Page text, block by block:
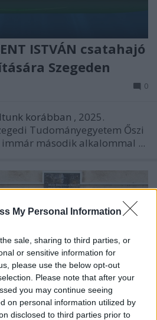
My Personal Information
sale, sharing to third parties, or
or sensitive information for
please use the below opt-out
Please note that after your
you may continue seeing
on personal information utilized by
disclosed to third parties prior to
ISTVÁN csatahajó
Szegeden
0
korábban , 2025.
Tudományegyetem Őszi
immár második alkalommal ...